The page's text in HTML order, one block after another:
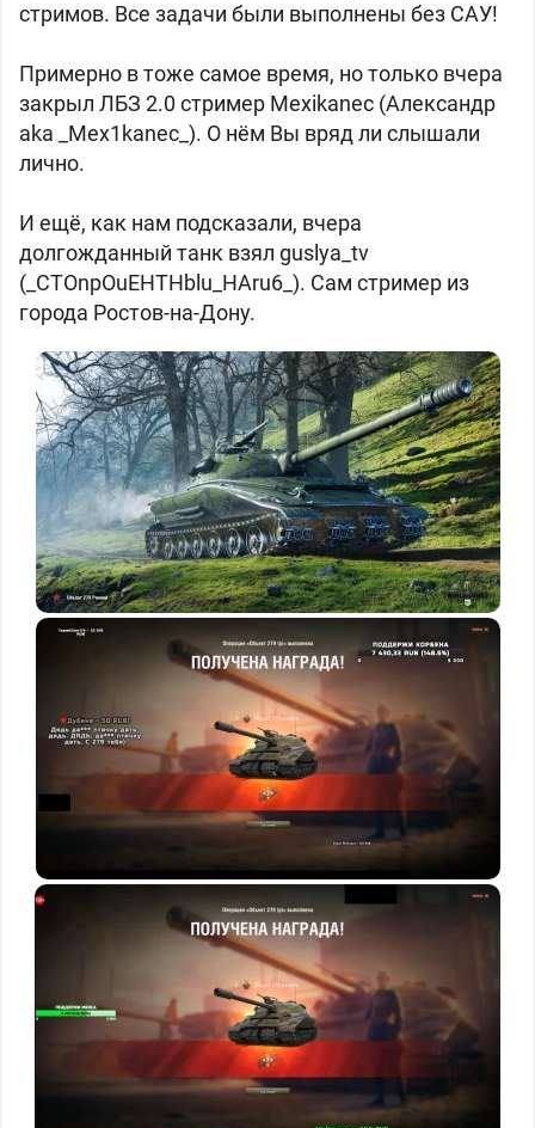
стримов. Все задачи были выполнены без САУ!
Примерно в тоже самое время, но только вчера
закрыл ЛБЗ 2.0 стример Mexikanec (Александр
aka _Mex1kanec_). О нём Вы вряд ли слышали
лично.
И ещё, как нам подсказали, вчера
долгожданный танк взял guslya_tv
(_CTOnpOuEHTHblu_HAru6_). Сам стример из
города Ростов-на-Дону.